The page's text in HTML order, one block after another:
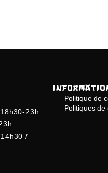
23h
/
Politique de
Politiques de